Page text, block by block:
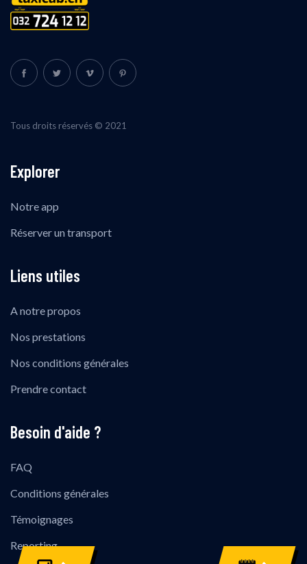
Tous droits réservés © 2021
Explorer
Notre app
Réserver un transport
Liens utiles
A notre propos
Nos prestations
Nos conditions générales
Prendre contact
Besoin d'aide ?
FAQ
Conditions générales
Témoignages
Reporting